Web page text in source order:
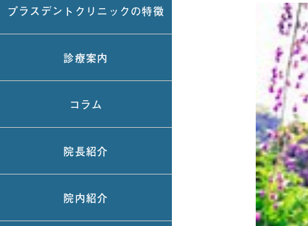
プラスデントクリニックの特徴
診療案内
コラム
院長紹介
院内紹介